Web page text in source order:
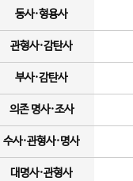
동사·형용사
관형사·감탄사
부사·감탄사
의존 명사·조사
수사·관형사·명사
대명사·관형사